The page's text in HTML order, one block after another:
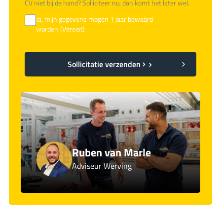
Ruben van Marle
Adviseur Werving
CV niet bij de hand? Solliciteer nu, dan komt het later wel.
Ja, mijn gegevens mogen 1 jaar bewaard
worden (Vereist)
Sollicitatie verzenden